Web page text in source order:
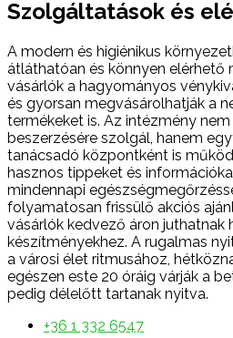
Szolgáltatások és
A modern és higiénikus
átláthatóan és könnyen elérhető
vásárlók a hagyományos
és gyorsan megvásárolhatják a
termékeket is. Az intézmény
beszerzésére szolgál, hanem
tanácsadó központként is
hasznos tippeket és
mindennapi
folyamatosan frissülő akciós
vásárlók kedvező áron juthatnak
készítményekhez. A rugalmas
a városi élet ritmusához,
egészen este 20 óráig várják a
pedig délelőtt tartanak nyitva.
+36 1 332 6547